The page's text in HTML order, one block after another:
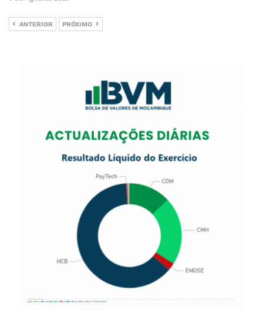
ANTERIOR PRÓXIMO